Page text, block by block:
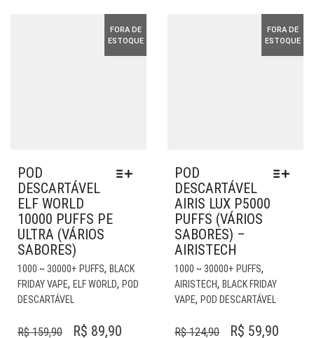
PÁGINA
DO
DO
FORA DE
ESTOQUE
POD
DESCARTÁVEL
ELF WORLD
10000 PUFFS PE
ULTRA (VÁRIOS
SABORES)
1000 ~ 30000+ PUFFS, BLACK
FRIDAY VAPE, ELF WORLD, POD
DESCARTÁVEL
PRODUTO
VARIANTES.
R$159,90 O
R$ 89,90
FORA DE
ESTOQUE
POD
DESCARTÁVEL
AIRIS LUX P5000
PUFFS (VÁRIOS
SABORES) –
AIRISTECH
1000 ~ 30000+ PUFFS,
AIRISTECH, BLACK FRIDAY
VAPE, POD DESCARTÁVEL
R$124,90 O
R$ 59,90